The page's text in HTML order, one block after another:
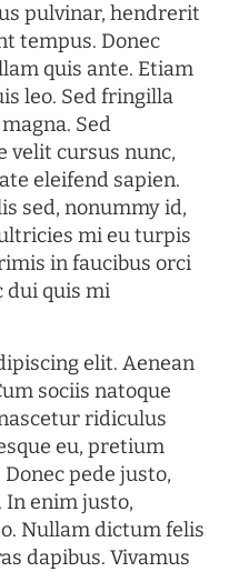
pulvinar, hendrerit
tempus. Donec
quis ante. Etiam
leo. Sed fringilla
Sed
velit cursus nunc,
eleifend sapien.
sed, nonummy id,
mi eu turpis
in faucibus orci
dui quis mi
elit. Aenean
sociis natoque
ridiculus
eu, pretium
pede justo,
In enim justo,
Nullam dictum felis
dapibus. Vivamus